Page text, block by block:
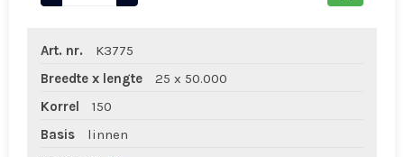
Art. nr.
K3775
Breedte x lengte
25 x 50.000
Korrel
150
Basis
linnen